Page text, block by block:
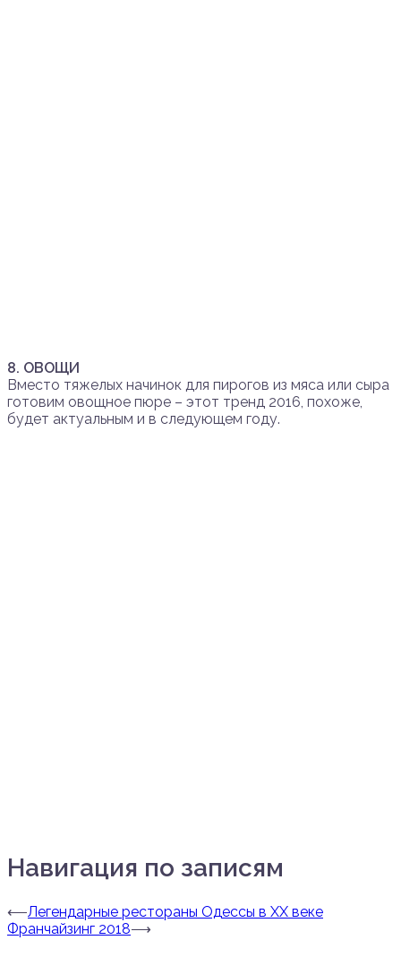
8. ОВОЩИ
Вместо тяжелых начинок для пирогов из мяса или сыра
готовим овощное пюре – этот тренд 2016, похоже,
будет актуальным и в следующем году.
Навигация по записям
⟵Легендарные рестораны Одессы в ХХ веке
Франчайзинг 2018⟶